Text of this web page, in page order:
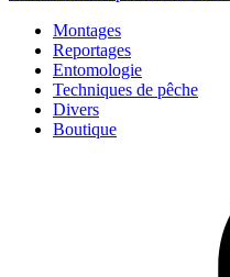
Montages
Reportages
Entomologie
Techniques de pêche
Divers
Boutique